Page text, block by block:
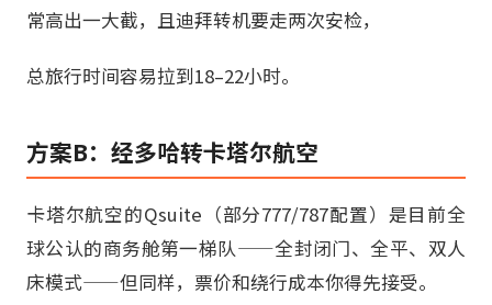
常高出一大截，且迪拜转机要走两次安检，
总旅行时间容易拉到18–22小时。
方案B：经多哈转卡塔尔航空
卡塔尔航空的Qsuite（部分777/787配置）是目前全
球公认的商务舱第一梯队——全封闭门、全平、双人
床模式——但同样，票价和绕行成本你得先接受。